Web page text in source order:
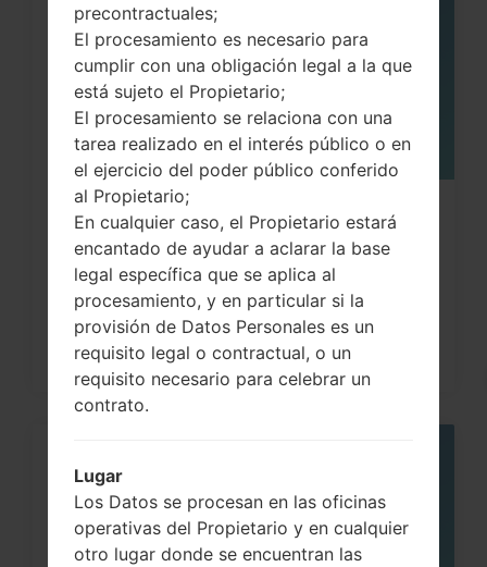
Cómo hacer Reinicio Completo en
LG G3, G4, G5 , G7...
precontractuales;
El procesamiento es necesario para
cumplir con una obligación legal a la que
está sujeto el Propietario;
El procesamiento se relaciona con una
tarea realizado en el interés público o en
el ejercicio del poder público conferido
al Propietario;
En cualquier caso, el Propietario estará
encantado de ayudar a aclarar la base
legal específica que se aplica al
procesamiento, y en particular si la
provisión de Datos Personales es un
requisito legal o contractual, o un
requisito necesario para celebrar un
contrato.
Lugar
Los Datos se procesan en las oficinas
operativas del Propietario y en cualquier
otro lugar donde se encuentran las